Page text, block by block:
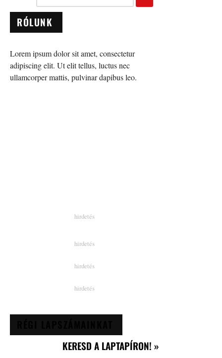
RÓLUNK
Lorem ipsum dolor sit amet, consectetur
adipiscing elit. Ut elit tellus, luctus nec
ullamcorper mattis, pulvinar dapibus leo.
KERESD A LAPTAPÍRON! »